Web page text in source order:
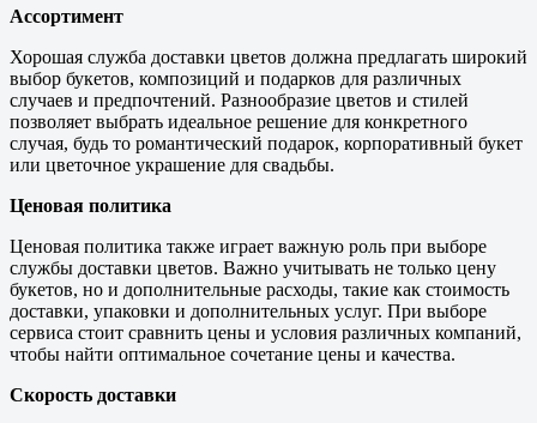
Ассортимент
Хорошая служба доставки цветов должна предлагать широкий
выбор букетов, композиций и подарков для различных
случаев и предпочтений. Разнообразие цветов и стилей
позволяет выбрать идеальное решение для конкретного
случая, будь то романтический подарок, корпоративный букет
или цветочное украшение для свадьбы.
Ценовая политика
Ценовая политика также играет важную роль при выборе
службы доставки цветов. Важно учитывать не только цену
букетов, но и дополнительные расходы, такие как стоимость
доставки, упаковки и дополнительных услуг. При выборе
сервиса стоит сравнить цены и условия различных компаний,
чтобы найти оптимальное сочетание цены и качества.
Скорость доставки